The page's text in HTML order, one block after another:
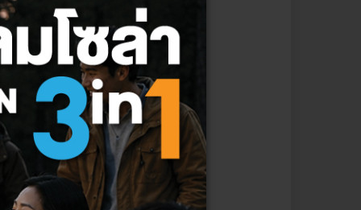
นยิ่งขึ้น โดยมักจะส่องไฟจาก